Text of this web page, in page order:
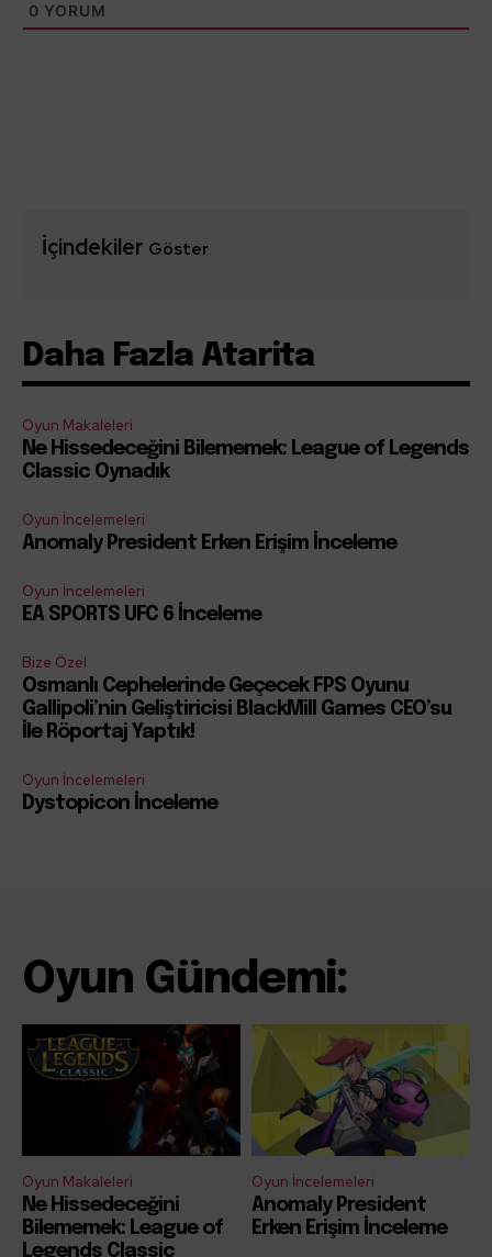
0 YORUM
İçindekiler Göster
Daha Fazla Atarita
Oyun Makaleleri
Ne Hissedeceğini Bilememek: League of Legends
Classic Oynadık
Oyun İncelemeleri
Anomaly President Erken Erişim İnceleme
Oyun İncelemeleri
EA SPORTS UFC 6 İnceleme
Bize Özel
Osmanlı Cephelerinde Geçecek FPS Oyunu
Gallipoli’nin Geliştiricisi BlackMill Games CEO’su
İle Röportaj Yaptık!
Oyun İncelemeleri
Dystopicon İnceleme
Oyun Gündemi:
Oyun Makaleleri
Ne Hissedeceğini
Bilememek: League of
Legends Classic
Oyun İncelemeleri
Anomaly President
Erken Erişim İnceleme